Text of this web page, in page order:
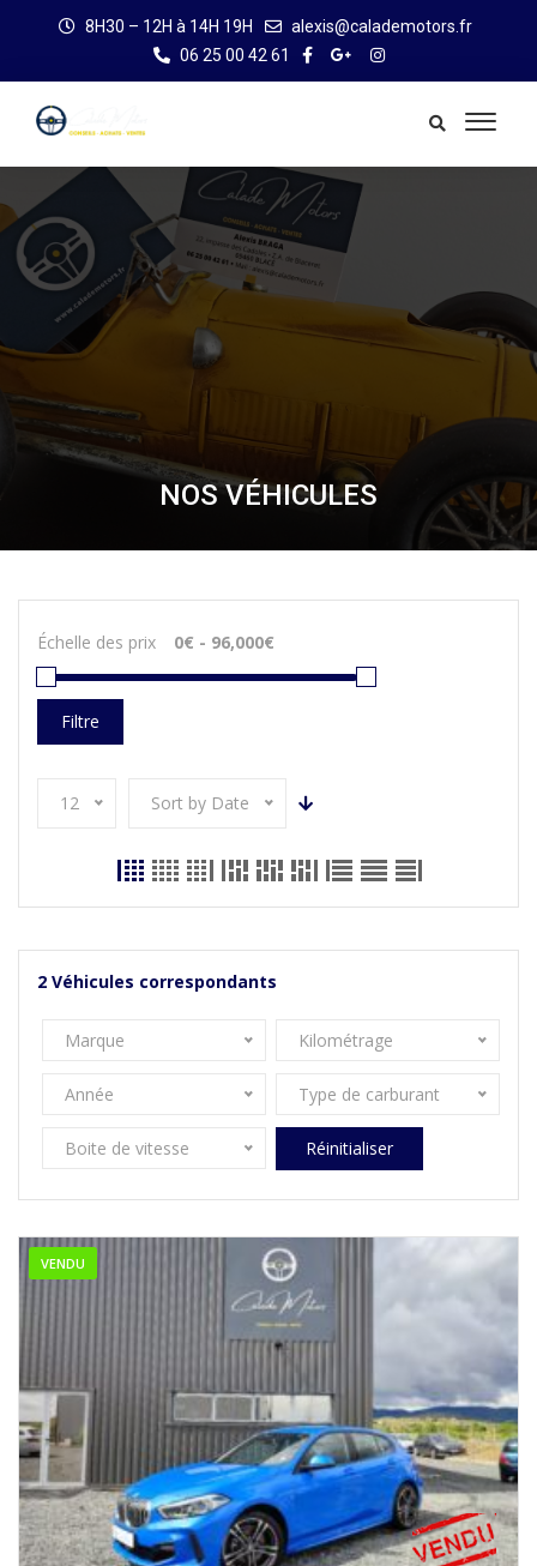
8H30 – 12H à 14H 19H
alexis@calademotors.fr
06 25 00 42 61
NOS VÉHICULES
Échelle des prix
Filtre
12 Sort by Date
2 Véhicules correspondants
Marque Kilométrage
Année Type de carburant
Boite de vitesse Réinitialiser
VENDU